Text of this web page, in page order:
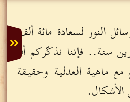
النور لسعادة مائة ألف
سنة.. فإننا نذكّركم أن
ماهية العدلية وحقيقة